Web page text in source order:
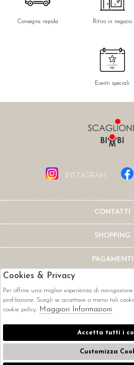
Consegna rapida Ritiro in negozio
Eventi speciali
INSTAGRAM
CONTATTI
SHOPPING
PAGAMENTI
CORRIERI
Cookies & Privacy
Per offrire una miglior esperienza di
profilazione. Scegli se accettare o meno tali
cookie policy. Maggiori Informazioni
Accetta tutti i
Customizza